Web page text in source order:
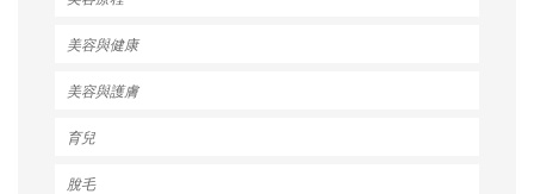
美容與健康
美容與護膚
育兒
脫毛